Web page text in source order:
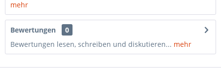
mehr
Bewertungen
0
Bewertungen lesen, schreiben und diskutieren... mehr